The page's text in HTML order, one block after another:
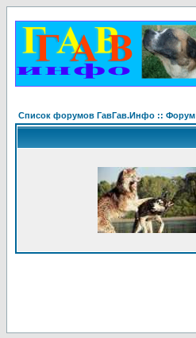
Список форумов ГавГав.Инфо :: Форум